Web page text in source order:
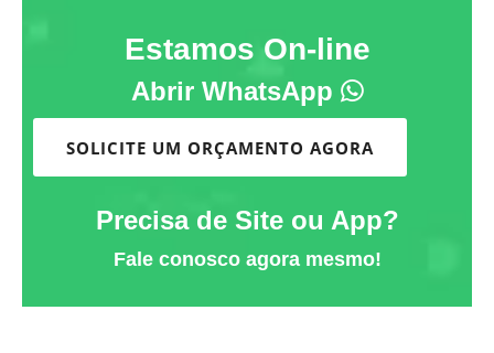
Estamos On-line
Abrir WhatsApp
SOLICITE UM ORÇAMENTO AGORA
Precisa de Site ou App?
Fale conosco agora mesmo!